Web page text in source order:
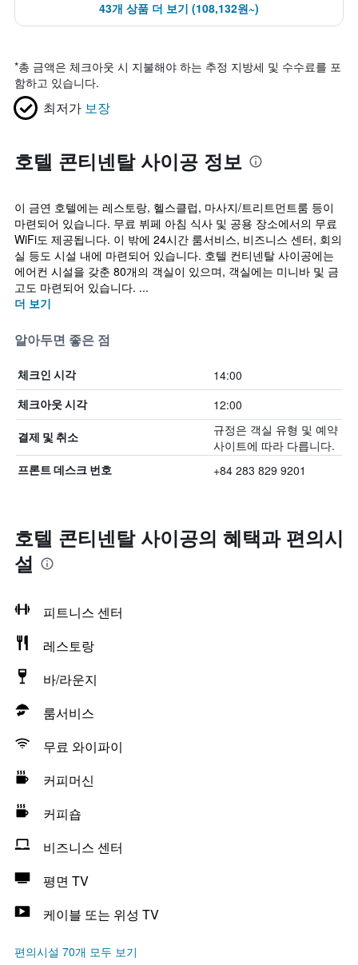
43개 상품 더 보기 (108,132원~)
*총 금액은 체크아웃 시 지불해야 하는 추정 지방세 및 수수료를 포
함하고 있습니다.
최저가 보장
호텔 콘티넨탈 사이공 정보
이 금연 호텔에는 레스토랑, 헬스클럽, 마사지/트리트먼트룸 등이
마련되어 있습니다. 무료 뷔페 아침 식사 및 공용 장소에서의 무료
WiFi도 제공됩니다. 이 밖에 24시간 룸서비스, 비즈니스 센터, 회의
실 등도 시설 내에 마련되어 있습니다. 호텔 컨티넨탈 사이공에는
에어컨 시설을 갖춘 80개의 객실이 있으며, 객실에는 미니바 및 금
고도 마련되어 있습니다. ...
더 보기
알아두면 좋은 점
체크인 시각 14:00
체크아웃 시각 12:00
결제 및 취소
규정은 객실 유형 및 예약
사이트에 따라 다릅니다.
프론트 데스크 번호 +84 283 829 9201
호텔 콘티넨탈 사이공의 혜택​과 편의시
설
피트니스 센터
레스토랑
바/라운지
룸서비스
무료 와이파이
커피머신
커피숍
비즈니스 센터
평면 TV
케이블 또는 위성 TV
편의시설 70개 모두 보기